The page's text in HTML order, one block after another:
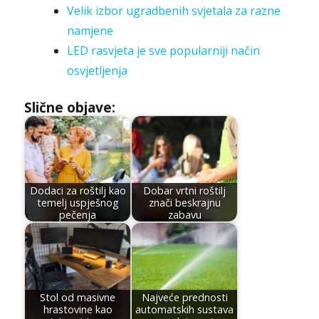
Velik izbor ugradbenih svjetala za razne
namjene
LED rasvjeta je sve popularniji način
osvjetljenja
Slične objave:
Dodaci za roštilj kao
temelj uspješnog
pečenja
Dobar vrtni roštilj
znači beskrajnu
zabavu
Stol od masivne
hrastovine kao
Najveće prednosti
automatskih sustava